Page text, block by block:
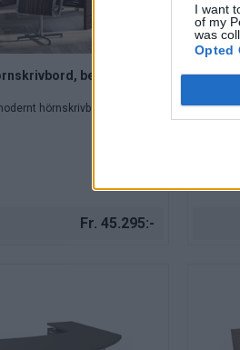
I want
of my
was
Opted
ben fanér
hörnskrivbord helt i
Fr. 45.295:-
Elegant